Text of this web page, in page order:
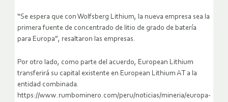
“Se espera que con Wolfsberg Lithium, la nueva empresa sea la
primera fuente de concentrado de litio de grado de batería
para Europa”, resaltaron las empresas.
Por otro lado, como parte del acuerdo, European Lithium
transferirá su capital existente en European Lithium AT a la
entidad combinada.
https://www.rumbominero.com/peru/noticias/mineria/europa-